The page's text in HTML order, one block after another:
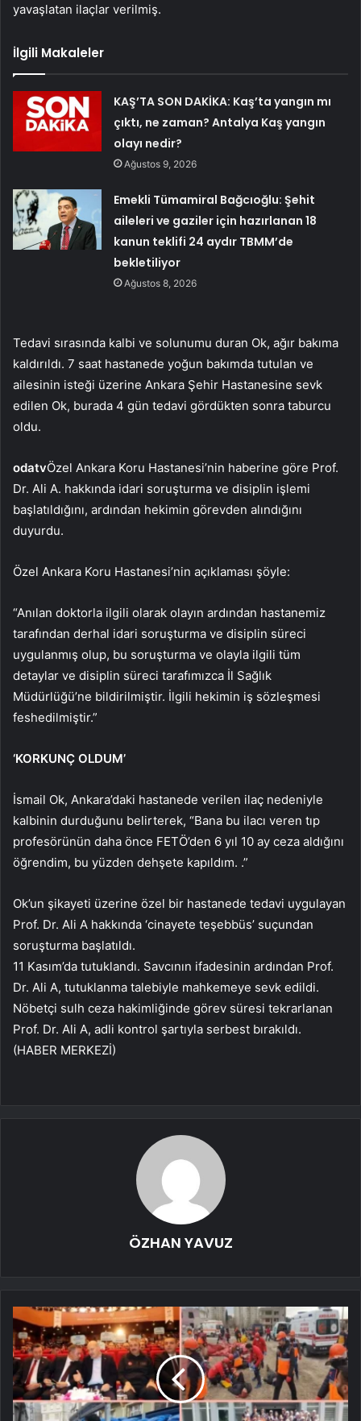
yavaşlatan ilaçlar verilmiş.
İlgili Makaleler
KAŞ’TA SON DAKİKA: Kaş’ta yangın mı
çıktı, ne zaman? Antalya Kaş yangın
olayı nedir?
Ağustos 9, 2026
Emekli Tümamiral Bağcıoğlu: Şehit
aileleri ve gaziler için hazırlanan 18
kanun teklifi 24 aydır TBMM’de
bekletiliyor
Ağustos 8, 2026
Tedavi sırasında kalbi ve solunumu duran Ok, ağır bakıma
kaldırıldı. 7 saat hastanede yoğun bakımda tutulan ve
ailesinin isteği üzerine Ankara Şehir Hastanesine sevk
edilen Ok, burada 4 gün tedavi gördükten sonra taburcu
oldu.
odatvÖzel Ankara Koru Hastanesi’nin haberine göre Prof.
Dr. Ali A. hakkında idari soruşturma ve disiplin işlemi
başlatıldığını, ardından hekimin görevden alındığını
duyurdu.
Özel Ankara Koru Hastanesi’nin açıklaması şöyle:
“Anılan doktorla ilgili olarak olayın ardından hastanemiz
tarafından derhal idari soruşturma ve disiplin süreci
uygulanmış olup, bu soruşturma ve olayla ilgili tüm
detaylar ve disiplin süreci tarafımızca İl Sağlık
Müdürlüğü’ne bildirilmiştir. İlgili hekimin iş sözleşmesi
feshedilmiştir.”
‘KORKUNÇ OLDUM’
İsmail Ok, Ankara’daki hastanede verilen ilaç nedeniyle
kalbinin durduğunu belirterek, “Bana bu ilacı veren tıp
profesörünün daha önce FETÖ’den 6 yıl 10 ay ceza aldığını
öğrendim, bu yüzden dehşete kapıldım. .”
Ok’un şikayeti üzerine özel bir hastanede tedavi uygulayan
Prof. Dr. Ali A hakkında ‘cinayete teşebbüs’ suçundan
soruşturma başlatıldı.
11 Kasım’da tutuklandı. Savcının ifadesinin ardından Prof.
Dr. Ali A, tutuklanma talebiyle mahkemeye sevk edildi.
Nöbetçi sulh ceza hakimliğinde görev süresi tekrarlanan
Prof. Dr. Ali A, adli kontrol şartıyla serbest bırakıldı.
(HABER MERKEZİ)
ÖZHAN YAVUZ